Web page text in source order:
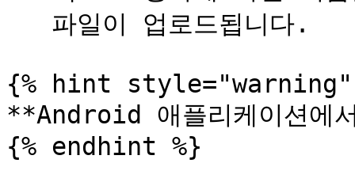
{% hint style="warning"
**Android 애플리케이션에
{% endhint %}